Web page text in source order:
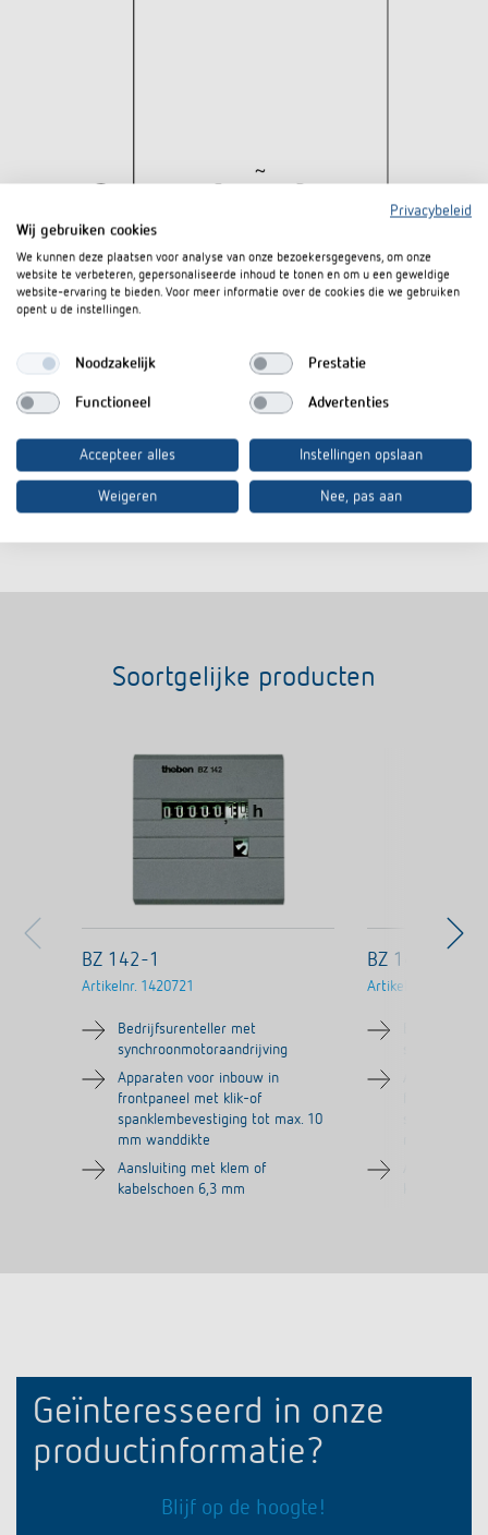
Downloads
Infosheet PDF BZ 142-1 230V (276,3 kB)
In de documentenmand
Soortgelijke producten
BZ 142-1
Artikelnr. 1420721
Bedrijfsurenteller met
synchroonmotoraandrijving
Apparaten voor inbouw in
frontpaneel met klik-of
spanklembevestiging tot max. 10
mm wanddikte
Aansluiting met klem of
kabelschoen 6,3 mm
BZ 142-1 10V
Artikelnr.
Geïnteresseerd in onze
productinformatie?
Blijf op de hoogte!
Privacybeleid
Wij gebruiken cookies
We kunnen deze plaatsen voor analyse van onze bezoekersgegevens, om onze
website te verbeteren, gepersonaliseerde inhoud te tonen en om u een geweldige
website-ervaring te bieden. Voor meer informatie over de cookies die we gebruiken
opent u de instellingen.
Noodzakelijk Prestatie
Functioneel Advertenties
Accepteer alles Instellingen opslaan
Weigeren Nee, pas aan